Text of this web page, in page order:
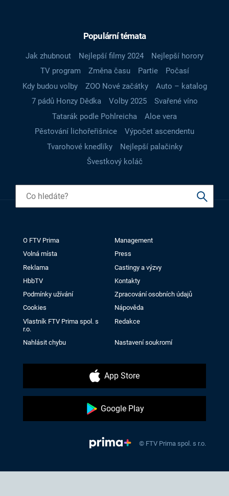
Populární témata
Jak zhubnout Nejlepší filmy 2024
Nejlepší horory
TV program
Změna času Partie
Počasí
Kdy budou volby
ZOO Nové začátky
Auto – katalog
7 pádů Honzy Dědka
Volby 2025
Svařené víno
Tatarák podle Pohlreicha
Aloe vera
Pěstování lichořeřišnice
Výpočet ascendentu
Tvarohové knedlíky
Nejlepší palačinky
Švestkový koláč
O FTV Prima
Management
Volná místa
Press
Reklama
Castingy a výzvy
HbbTV
Kontakty
Podmínky užívání
Zpracování osobních údajů
Cookies
Nápověda
Vlastník FTV Prima spol. s
r.o.
Redakce
Nahlásit chybu Nastavení soukromí
App Store
Google Play
© FTV Prima spol. s r.o.